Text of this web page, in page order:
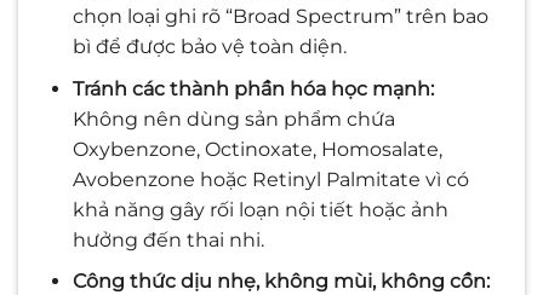
chọn loại ghi rõ “Broad Spectrum” trên bao
bì để được bảo vệ toàn diện.
Tránh các thành phần hóa học mạnh:
Không nên dùng sản phẩm chứa
Oxybenzone, Octinoxate, Homosalate,
Avobenzone hoặc Retinyl Palmitate vì có
khả năng gây rối loạn nội tiết hoặc ảnh
hưởng đến thai nhi.
Công thức dịu nhẹ, không mùi, không cồn: